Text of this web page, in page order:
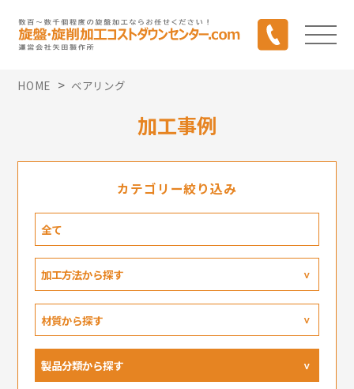
HOME > ベアリング
加工事例
カテゴリー絞り込み
全て
加工方法から探す
材質から探す
製品分類から探す